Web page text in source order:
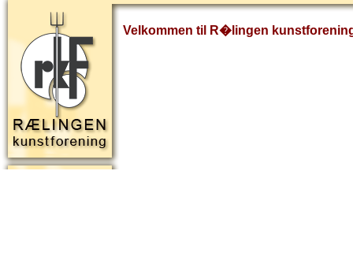
Velkommen til R�lingen